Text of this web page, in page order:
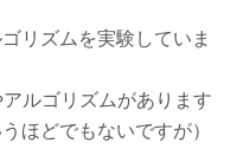
リズムを実験していま
ルゴリズムがあります
ほどでもないですが）